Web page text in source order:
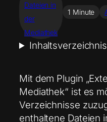
Dateien in
der
Mediathek
1 Minute
Inhaltsverzeichnis
Mit dem Plugin
Mediathek“ ist es
Verzeichnisse
enthaltene Dateien